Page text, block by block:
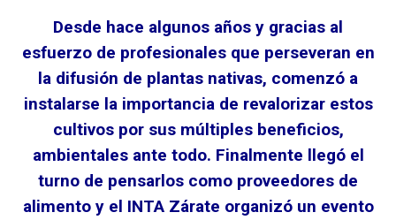
Desde hace algunos años y gracias al
esfuerzo de profesionales que perseveran en
la difusión de plantas nativas, comenzó a
instalarse la importancia de revalorizar estos
cultivos por sus múltiples beneficios,
ambientales ante todo. Finalmente llegó el
turno de pensarlos como proveedores de
alimento y el INTA Zárate organizó un evento